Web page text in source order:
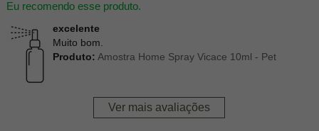
Eu recomendo esse produto.
excelente
Muito bom.
Produto: Amostra Home Spray Vicace 10ml - Pet
Ver mais avaliações